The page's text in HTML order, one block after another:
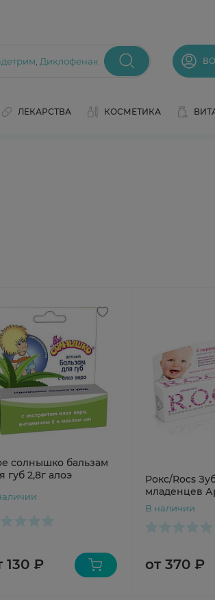
Диклофенак
ЛЕКАРСТВА КОСМЕТИКА
солнышко бальзам
губ 2,8г алоэ
130 ₽
Рокс/Rocs
младенцев
В наличии
от 370 ₽